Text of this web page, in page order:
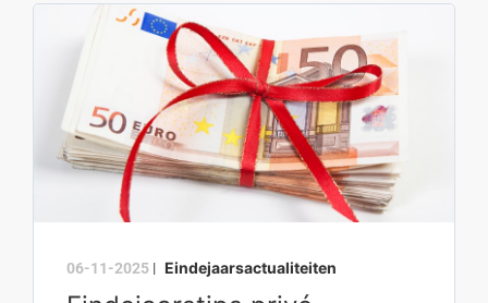
06-11-2025 | Eindejaarsactualiteiten